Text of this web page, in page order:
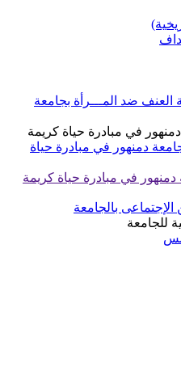
العنف ضد المـــرأة بجامعة
في مبادرة حياة كريمة
دمنهور في مبادرة حياة
في مبادرة حياة كريمة
الإجتماعى بالجامعة
للجامعة